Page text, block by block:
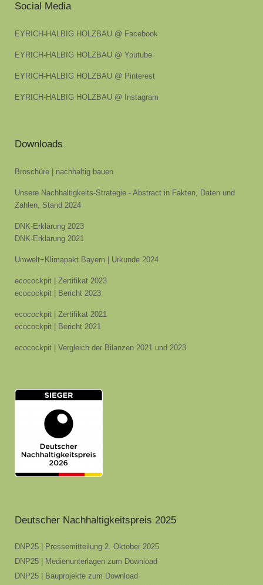
Social Media
EYRICH-HALBIG HOLZBAU @ Facebook
EYRICH-HALBIG HOLZBAU @ Youtube
EYRICH-HALBIG HOLZBAU @ Pinterest
EYRICH-HALBIG HOLZBAU @ Instagram
Downloads
Broschüre | nachhaltig bauen
Unsere Nachhaltigkeits-Strategie - Abstract in Fakten, Daten und
Zahlen, Stand 2024
DNK-Erklärung 2023
DNK-Erklärung 2021
Umwelt+Klimapakt Bayern | Urkunde 2024
ecocockpit | Zertifikat 2023
ecocockpit | Bericht 2023
ecocockpit | Zertifikat 2021
ecocockpit | Bericht 2021
ecocockpit | Vergleich der Bilanzen 2021 und 2023
Deutscher Nachhaltigkeitspreis 2025
DNP25 | Pressemitteilung 2. Oktober 2025
DNP25 | Medienunterlagen zum Download
DNP25 | Bauprojekte zum Download